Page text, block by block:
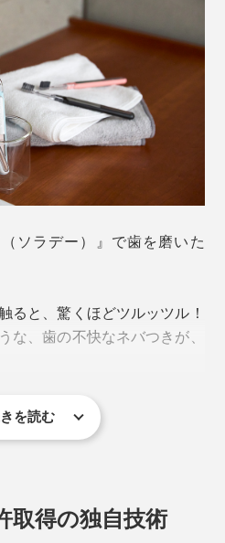
ソラデー）』で歯を磨いた
ると、驚くほどツルッツル！
な、歯の不快なネバつきが、
を読む
取得の独自技術